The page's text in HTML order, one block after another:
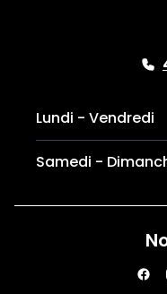
Lundi - Vendredi
Samedi -